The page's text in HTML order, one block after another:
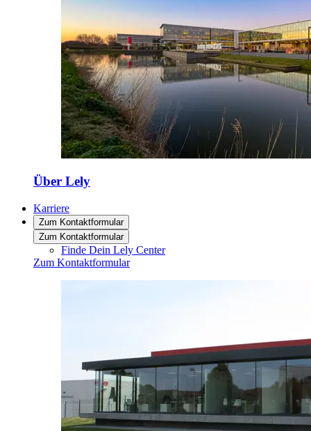
Über Lely
Karriere
Zum Kontaktformular
Zum Kontaktformular
Finde Dein Lely Center
Zum Kontaktformular